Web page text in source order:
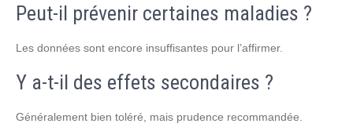
Peut-il prévenir certaines maladies ?
Les données sont encore insuffisantes pour l’affirmer.
Y a-t-il des effets secondaires ?
Généralement bien toléré, mais prudence recommandée.